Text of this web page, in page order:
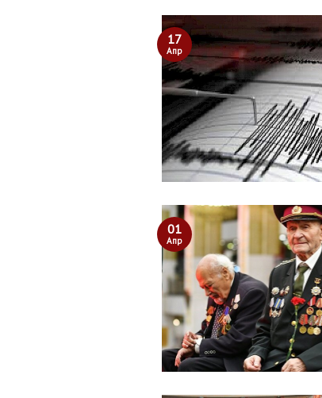
17
Апр
01
Апр